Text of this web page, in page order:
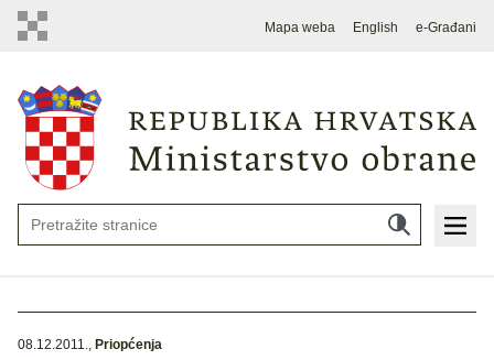
Mapa weba English e-Građani
08.12.2011., Priopćenja